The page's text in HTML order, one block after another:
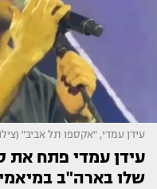
עידן עמדי, "אקספו תל אביב"
עידן עמדי פתח את
שלו בארה"ב